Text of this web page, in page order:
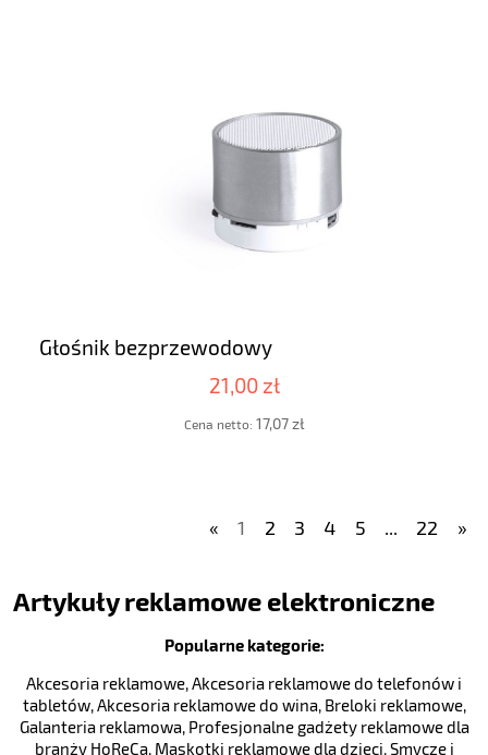
Głośnik bezprzewodowy
21,00 zł
Cena netto: 17,07 zł
« 1 2 3 4 5 ... 22 »
Artykuły reklamowe elektroniczne
Popularne kategorie:
Akcesoria reklamowe,Akcesoria reklamowe do telefonów i
tabletów,Akcesoria reklamowe do wina, Breloki reklamowe,
Galanteria reklamowa, Profesjonalne gadżety reklamowe dla
branży HoReCa, Maskotki reklamowe dla dzieci,Smycze i